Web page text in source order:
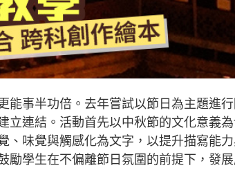
能事半功倍。去年嘗試以節日為主題進
立連結。活動首先以中秋節的文化意義
、味覺與觸感化為文字，以提升描寫能
勵學生在不偏離節日氛圍的前提下，發